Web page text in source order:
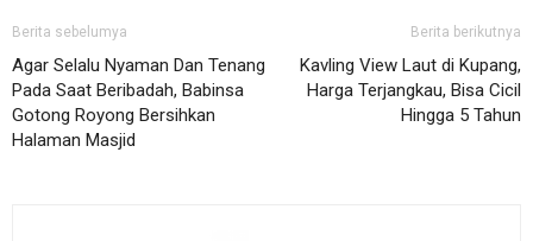
Berita sebelumya
Agar Selalu Nyaman Dan Tenang
Pada Saat Beribadah, Babinsa
Gotong Royong Bersihkan
Halaman Masjid
Berita berikutnya
Kavling View Laut di Kupang,
Harga Terjangkau, Bisa Cicil
Hingga 5 Tahun